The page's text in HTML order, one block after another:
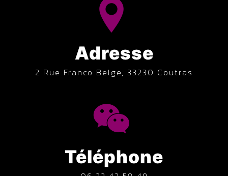
Adresse
2 Rue Franco Belge, 33230 Coutras
Téléphone